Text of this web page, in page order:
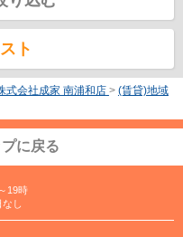
ト
式会社成家 南浦和店 > (賃貸)地域
に戻る
19時
し